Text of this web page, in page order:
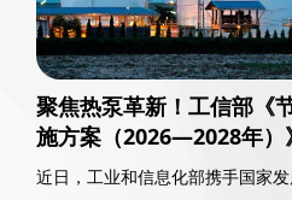
聚焦热泵革新！工信部《
施方案（2026—2028年）
近日，工业和信息化部携手国家